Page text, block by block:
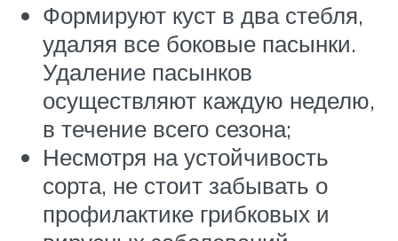
Формируют куст в два стебля,
удаляя все боковые пасынки.
Удаление пасынков
осуществляют каждую неделю,
в течение всего сезона;
Несмотря на устойчивость
сорта, не стоит забывать о
профилактике грибковых и